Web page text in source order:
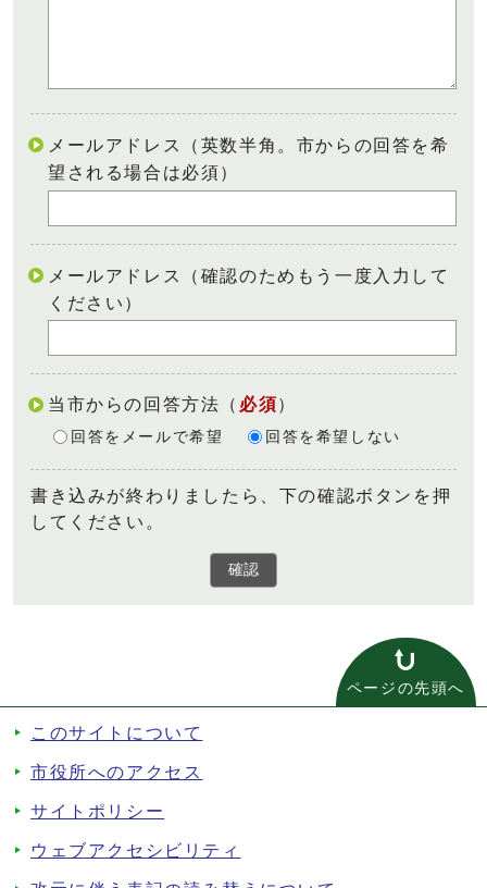
メールアドレス（英数半角。市からの回答を希
望される場合は必須）
メールアドレス（確認のためもう一度入力して
ください）
当市からの回答方法 （ 必須）
回答をメールで希望 回答を希望しない
書き込みが終わりましたら、下の確認ボタンを押
してください。
確認
ページの先頭へ
このサイトについて
市役所へのアクセス
サイトポリシー
ウェブアクセシビリティ